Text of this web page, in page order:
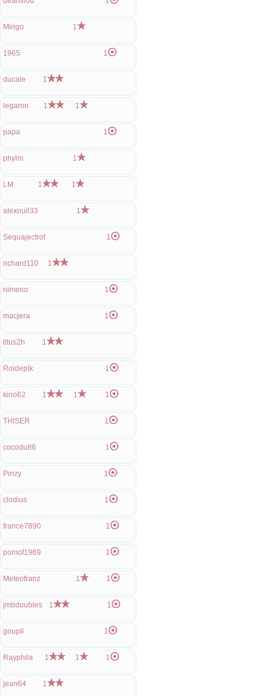
Mingo 1
1965 1
ducale 1
legaron 1 1
papa 1
phylm 1
LM 1 1
alexouil33 1
Sequajectrof 1
richard110 1
nimeno 1
macjera 1
titus2h 1
Roidepik 1
kino62 1 1 1
THISER 1
cocodu86 1
Pinzy 1
clodius 1
france7890 1
pomof1969 1
Meteofranz 1 1
jmbdoubles 1 1
goupil 1
Rayphila 1 1 1
jean64 1